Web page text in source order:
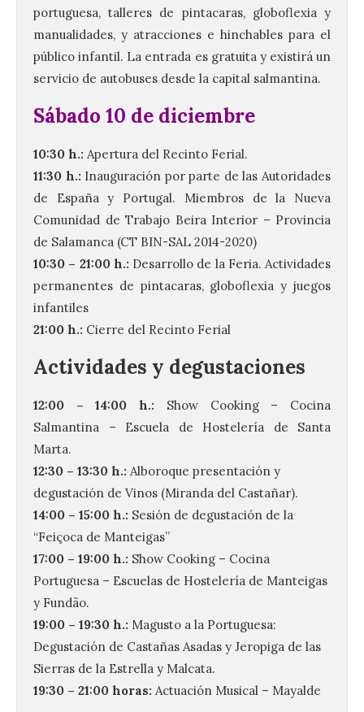
portuguesa, talleres de pintacaras, globoflexia y
manualidades, y atracciones e hinchables para el
público infantil. La entrada es gratuita y existirá un
servicio de autobuses desde la capital salmantina.
Sábado 10 de diciembre
10:30 h.: Apertura del Recinto Ferial.
11:30 h.: Inauguración por parte de las Autoridades
de España y Portugal. Miembros de la Nueva
Comunidad de Trabajo Beira Interior – Provincia
de Salamanca (CT BIN-SAL 2014-2020)
10:30 – 21:00 h.: Desarrollo de la Feria. Actividades
permanentes de pintacaras, globoflexia y juegos
infantiles
21:00 h.: Cierre del Recinto Ferial
Actividades y degustaciones
12:00 – 14:00 h.: Show Cooking – Cocina
Salmantina – Escuela de Hostelería de Santa
Marta.
12:30 – 13:30 h.: Alboroque presentación y
degustación de Vinos (Miranda del Castañar).
14:00 – 15:00 h.: Sesión de degustación de la
“Feiçoca de Manteigas”
17:00 – 19:00 h.: Show Cooking – Cocina
Portuguesa – Escuelas de Hostelería de Manteigas
y Fundão.
19:00 – 19:30 h.: Magusto a la Portuguesa:
Degustación de Castañas Asadas y Jeropiga de las
Sierras de la Estrella y Malcata.
19:30 – 21:00 horas: Actuación Musical – Mayalde